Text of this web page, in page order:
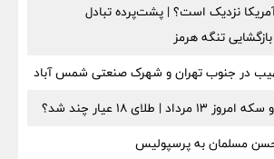
آمریکا نزدیک است؟ | پشت‌پرده تبادل
تنگه هرمز
در جنوب تهران و شهرک صنعتی شمس آباد
| طلای ۱۸ عیار چند شد؟
مسلمان به پرسپولیس